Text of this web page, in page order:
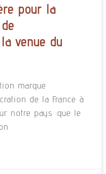
pour la
venue du
marque
de la France à
notre pays :que le